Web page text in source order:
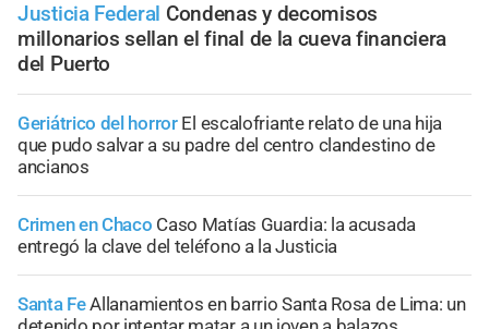
Justicia Federal Condenas y decomisos
millonarios sellan el final de la cueva financiera
del Puerto
Geriátrico del horror El escalofriante relato de una hija
que pudo salvar a su padre del centro clandestino de
ancianos
Crimen en Chaco Caso Matías Guardia: la acusada
entregó la clave del teléfono a la Justicia
Santa FeAllanamientos en barrio Santa Rosa de Lima: un